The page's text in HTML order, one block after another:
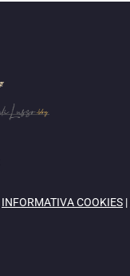
INFORMATIVA COOKIES |